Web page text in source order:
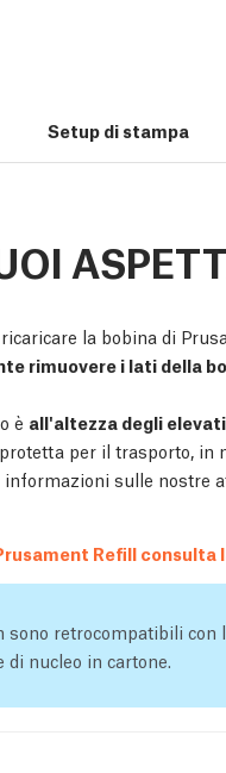
Setup di stampa
la bobina di
rimuovere i lati della
è all'altezza degli
per il trasporto, in
informazioni sulle nostre
Refill consulta
sono retrocompatibili con
di nucleo in cartone.